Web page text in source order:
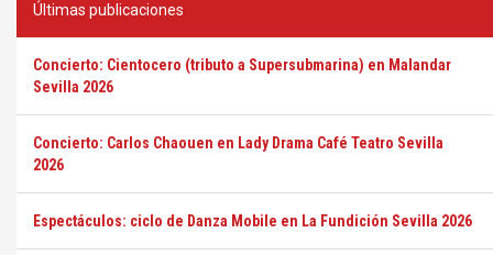
Últimas publicaciones
Concierto: Cientocero (tributo a Supersubmarina) en Malandar
Sevilla 2026
Concierto: Carlos Chaouen en Lady Drama Café Teatro Sevilla
2026
Espectáculos: ciclo de Danza Mobile en La Fundición Sevilla 2026